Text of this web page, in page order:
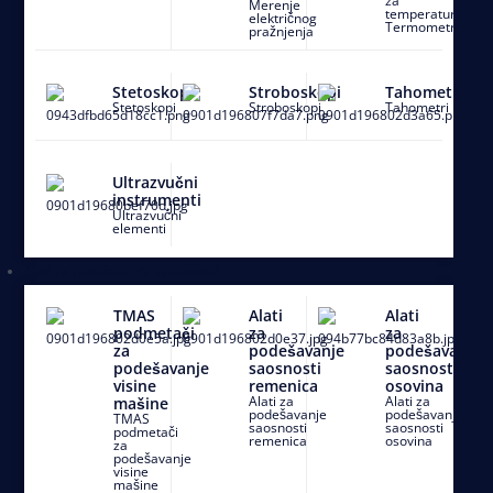
Merenje
električnog
pražnjenja
temperaturu
Termometri
Stetoskopi
Stetoskopi
Stroboskopi
Stroboskopi
Tahometri
Tahometri
Ultrazvučni
instrumenti
Ultrazvučni
elementi
TMAS
podmetači
za
podešavanje
visine
mašine
TMAS
podmetači
za
podešavanje
visine
mašine
Alati
za
podešavanje
saosnosti
remenica
Alati za
podešavanje
saosnosti
remenica
Alati
za
podešavanje
saosnosti
osovina
Alati za
podešavanje
saosnosti
osovina